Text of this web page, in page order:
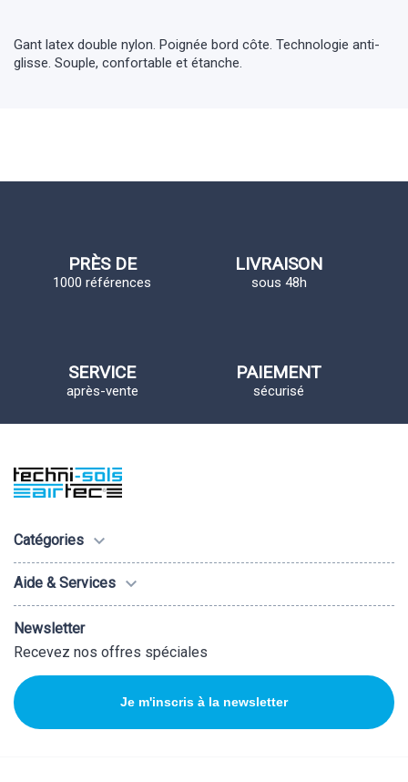
Gant latex double nylon. Poignée bord côte. Technologie anti-
glisse. Souple, confortable et étanche.
PRÈS DE
1000 références
LIVRAISON
sous 48h
SERVICE
après-vente
PAIEMENT
sécurisé
Catégories 
Aide & Services 
Newsletter
Recevez nos offres spéciales
Je m'inscris à la newsletter